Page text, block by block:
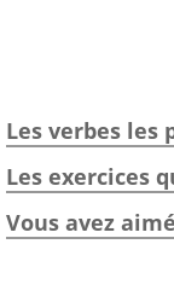
Les verbes les
Les exercices
Vous avez